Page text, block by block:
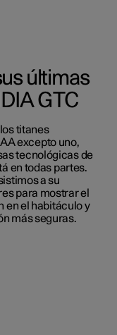
últimas
GTC
titanes
excepto uno,
tecnológicas de
en todas partes.
a su
para mostrar el
en el habitáculo y
más seguras.